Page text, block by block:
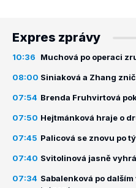
Expres zprávy
10:36 Muchová po operaci
08:00 Siniaková a Zhang
07:54 Brenda Fruhvirtová
07:50 Hejtmánková hraje o
07:45 Palicová se znovu po
07:40 Svitolinová jasně
07:34 Sabalenková po